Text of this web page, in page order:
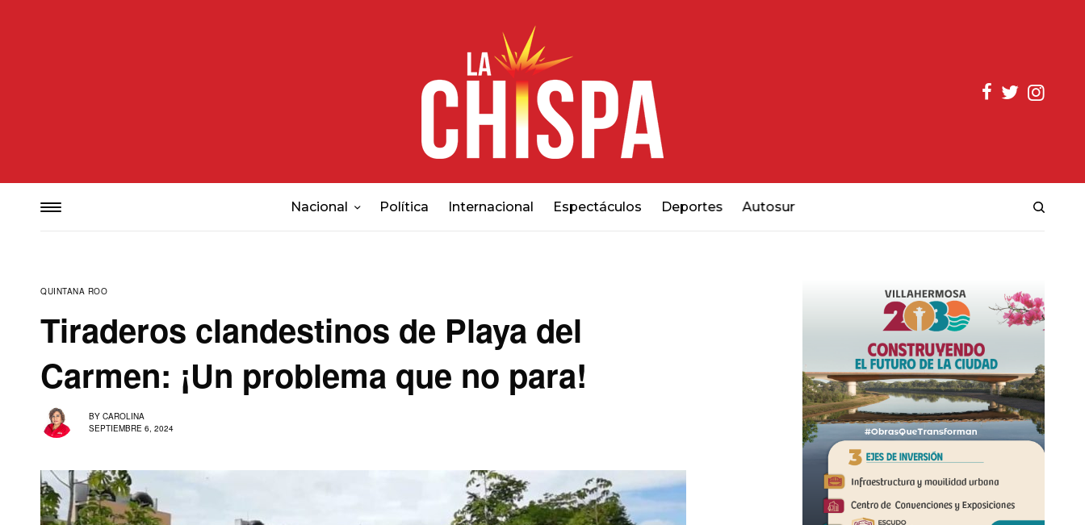
Nacional Política Internacional Espectáculos Deportes Autosur
QUINTANA ROO
Tiraderos clandestinos de Playa del
Carmen: ¡Un problema que no para!
BY CAROLINA
SEPTIEMBRE 6, 2024